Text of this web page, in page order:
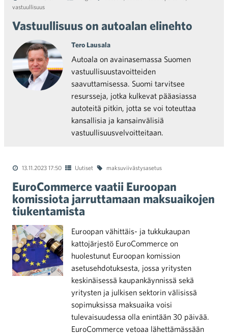
vastuullisuus
Vastuullisuus on autoalan elinehto
Tero Lausala
Autoala on avainasemassa Suomen
vastuullisuustavoitteiden
saavuttamisessa. Suomi tarvitsee
resursseja, jotka kulkevat pääasiassa
autoteitä pitkin, jotta se voi toteuttaa
kansallisia ja kansainvälisiä
vastuullisuusvelvoitteitaan.
13.11.2023 17:50 Uutiset maksuviivästysasetus
EuroCommerce vaatii Euroopan
komissiota jarruttamaan maksuaikojen
tiukentamista
Euroopan vähittäis- ja tukkukaupan
kattojärjestö EuroCommerce on
huolestunut Euroopan komission
asetusehdotuksesta, jossa yritysten
keskinäisessä kaupankäynnissä sekä
yritysten ja julkisen sektorin välisissä
sopimuksissa maksuaika voisi
tulevaisuudessa olla enintään 30 päivää.
EuroCommerce vetoaa lähettämässään